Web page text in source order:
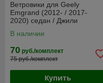
Ветровики для Geely
Emgrand (2012- / 2017-
2020) седан / Джили
В наличии
70 руб./комплект
75 руб./комплект
Купить